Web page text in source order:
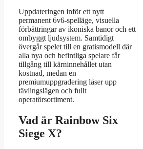
Uppdateringen inför ett nytt
permanent 6v6-spelläge, visuella
förbättringar av ikoniska banor och ett
ombyggt ljudsystem. Samtidigt
övergår spelet till en gratismodell där
alla nya och befintliga spelare får
tillgång till kärninnehållet utan
kostnad, medan en
premiumuppgradering låser upp
tävlingslägen och fullt
operatörsortiment.
Vad är Rainbow Six
Siege X?